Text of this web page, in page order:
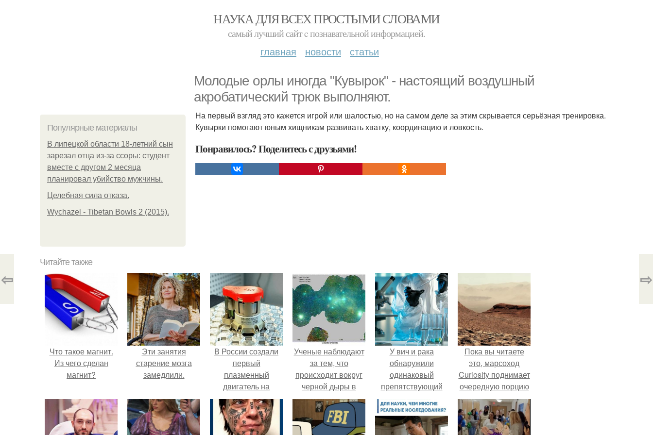
НАУКА ДЛЯ ВСЕХ ПРОСТЫМИ СЛОВАМИ
самый лучший сайт c познавательной информацией.
главная новости статьи
Молодые орлы иногда "Кувырок" - настоящий воздушный
акробатический трюк выполняют.
Популярные материалы
В липецкой области 18-летний сын
зарезал отца из-за ссоры: студент
вместе с другом 2 месяца
планировал убийство мужчины.
Целебная сила отказа.
Wychazel - Tibetan Bowls 2 (2015).
На первый взгляд это кажется игрой или шалостью, но на самом деле за этим скрывается серьёзная тренировка.
Кувырки помогают юным хищникам развивать хватку, координацию и ловкость.
Понравилось? Поделитесь с друзьями!
⇦ ⇨
Читайте также
Что такое магнит.
Из чего сделан
магнит?
Эти занятия
старение мозга
замедлили.
В России создали
первый
плазменный
двигатель на
криптоне.
Ученые наблюдают
за тем, что
происходит вокруг
черной дыры в
центре галактики.
У вич и рака
обнаружили
одинаковый
препятствующий
лечению механизм.
Пока вы читаете
это, марсоход
Curiosity поднимает
очередную порцию
красной пыли. 6.